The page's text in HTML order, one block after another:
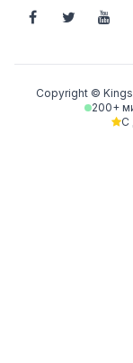
Copyright ©
200+
С